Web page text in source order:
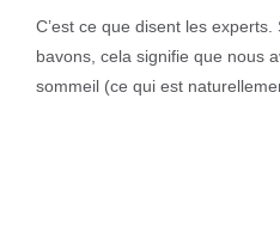
C’est ce que disent les
bavons, cela signifie que nous
sommeil (ce qui est